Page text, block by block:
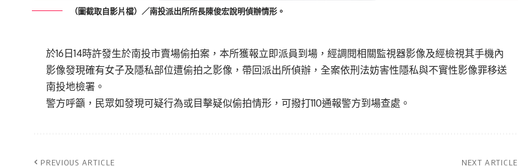
（圖截取自影片檔）／南投派出所所長陳俊宏說明偵辦情形。
於16日14時許發生於南投市賣場偷拍案，本所獲報立即派員到場，經調閱相關監視器影像及經檢視其手機內
影像發現確有女子及隱私部位遭偷拍之影像，帶回派出所偵辦，全案依刑法妨害性隱私與不實性影像罪移送
南投地檢署。
警方呼籲，民眾如發現可疑行為或目擊疑似偷拍情形， 可撥打110通報警方到場查處。
PREVIOUS ARTICLE NEXT ARTICLE